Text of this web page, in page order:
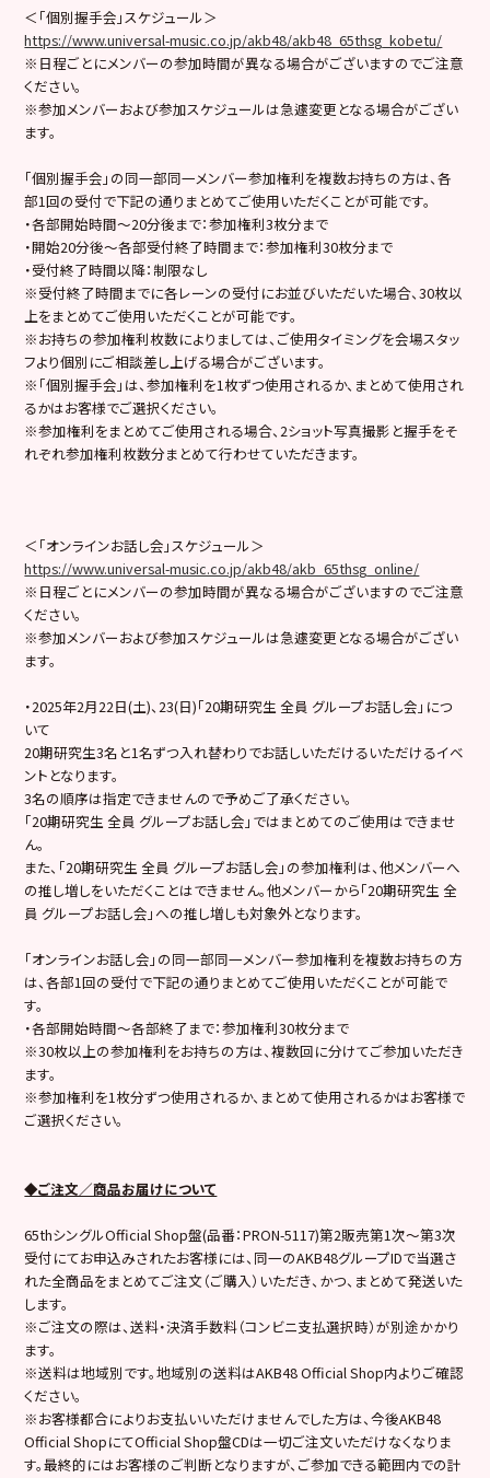
＜「個別握手会」スケジュール＞
https://www.universal-music.co.jp/akb48/akb48_65thsg_kobetu/
※日程ごとにメンバーの参加時間が異なる場合がございますのでご注意
ください。
※参加メンバーおよび参加スケジュールは急遽変更となる場合がござい
ます。
「個別握手会」の同一部同一メンバー参加権利を複数お持ちの方は、各
部1回の受付で下記の通りまとめてご使用いただくことが可能です。
・各部開始時間～20分後まで：参加権利3枚分まで
・開始20分後〜各部受付終了時間まで：参加権利30枚分まで
・受付終了時間以降：制限なし
※受付終了時間までに各レーンの受付にお並びいただいた場合、30枚以
上をまとめてご使用いただくことが可能です。
※お持ちの参加権利枚数によりましては、ご使用タイミングを会場スタッ
フより個別にご相談差し上げる場合がございます。
※「個別握手会」は、参加権利を1枚ずつ使用されるか、まとめて使用され
るかはお客様でご選択ください。
※参加権利をまとめてご使用される場合、2ショット写真撮影と握手をそ
れぞれ参加権利枚数分まとめて行わせていただきます。
＜「オンラインお話し会」スケジュール＞
https://www.universal-music.co.jp/akb48/akb_65thsg_online/
※日程ごとにメンバーの参加時間が異なる場合がございますのでご注意
ください。
※参加メンバーおよび参加スケジュールは急遽変更となる場合がござい
ます。
・2025年2月22日(土)、23(日)「20期研究生 全員 グループお話し会」につ
いて
20期研究生3名と1名ずつ入れ替わりでお話しいただけるいただけるイベ
ントとなります。
3名の順序は指定できませんので予めご了承ください。
「20期研究生 全員 グループお話し会」ではまとめてのご使用はできませ
ん。
また、「20期研究生 全員 グループお話し会」の参加権利は、他メンバーへ
の推し増しをいただくことはできません。他メンバーから「20期研究生 全
員 グループお話し会」への推し増しも対象外となります。
「オンラインお話し会」の同一部同一メンバー参加権利を複数お持ちの方
は、各部1回の受付で下記の通りまとめてご使用いただくことが可能で
す。
・各部開始時間～各部終了まで：参加権利30枚分まで
※30枚以上の参加権利をお持ちの方は、複数回に分けてご参加いただき
ます。
※参加権利を1枚分ずつ使用されるか、まとめて使用されるかはお客様で
ご選択ください。
◆ご注文／商品お届けについて
65thシングルOfficial Shop盤(品番：PRON-5117)第2販売第1次～第3次
受付にてお申込みされたお客様には、同一のAKB48グループIDで当選さ
れた全商品をまとめてご注文（ご購入）いただき、かつ、まとめて発送いた
します。
※ご注文の際は、送料・決済手数料（コンビニ支払選択時）が別途かかり
ます。
※送料は地域別です。地域別の送料はAKB48 Official Shop内よりご確認
ください。
※お客様都合によりお支払いいただけませんでした方は、今後AKB48
Official ShopにてOfficial Shop盤CDは一切ご注文いただけなくなりま
す。最終的にはお客様のご判断となりますが、ご参加できる範囲内での計